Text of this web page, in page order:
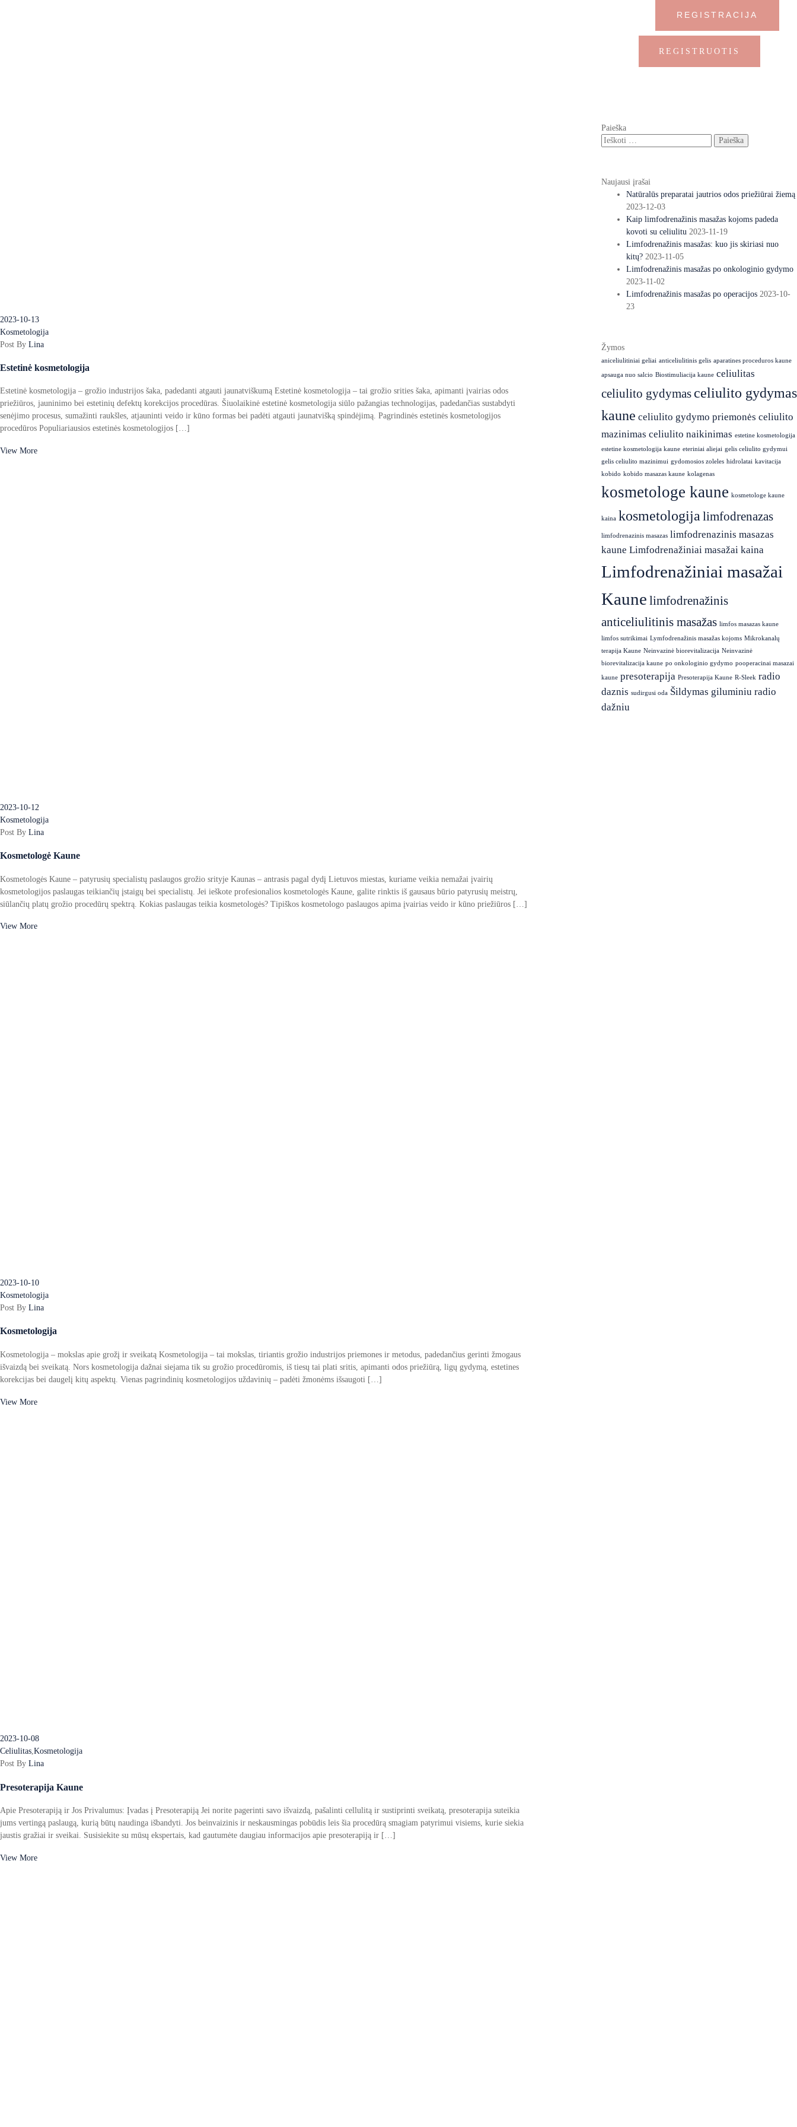
REGISTRACIJA
2023-10-13
Kosmetologija
Post By Lina
Estetinė kosmetologija
Estetinė kosmetologija – grožio industrijos šaka, padedanti atgauti jaunatviškumą Estetinė kosmetologija – tai grožio srities šaka, apimanti įvairias odos
priežiūros, jauninimo bei estetinių defektų korekcijos procedūras. Šiuolaikinė estetinė kosmetologija siūlo pažangias technologijas, padedančias sustabdyti
senėjimo procesus, sumažinti raukšles, atjauninti veido ir kūno formas bei padėti atgauti jaunatvišką spindėjimą. Pagrindinės estetinės kosmetologijos
procedūros Populiariausios estetinės kosmetologijos […]
View More
2023-10-12
Kosmetologija
Post By Lina
Kosmetologė Kaune
Kosmetologės Kaune – patyrusių specialistų paslaugos grožio srityje Kaunas – antrasis pagal dydį Lietuvos miestas, kuriame veikia nemažai įvairių
kosmetologijos paslaugas teikiančių įstaigų bei specialistų. Jei ieškote profesionalios kosmetologės Kaune, galite rinktis iš gausaus būrio patyrusių meistrų,
siūlančių platų grožio procedūrų spektrą. Kokias paslaugas teikia kosmetologės? Tipiškos kosmetologo paslaugos apima įvairias veido ir kūno priežiūros […]
View More
2023-10-10
Kosmetologija
Post By Lina
Kosmetologija
Kosmetologija – mokslas apie grožį ir sveikatą Kosmetologija – tai mokslas, tiriantis grožio industrijos priemones ir metodus, padedančius gerinti žmogaus
išvaizdą bei sveikatą. Nors kosmetologija dažnai siejama tik su grožio procedūromis, iš tiesų tai plati sritis, apimanti odos priežiūrą, ligų gydymą, estetines
korekcijas bei daugelį kitų aspektų. Vienas pagrindinių kosmetologijos uždavinių – padėti žmonėms išsaugoti […]
View More
2023-10-08
Celiulitas,Kosmetologija
Post By Lina
Presoterapija Kaune
Apie Presoterapiją ir Jos Privalumus: Įvadas į Presoterapiją Jei norite pagerinti savo išvaizdą, pašalinti cellulitą ir sustiprinti sveikatą, presoterapija suteikia
jums vertingą paslaugą, kurią būtų naudinga išbandyti. Jos beinvaizinis ir neskausmingas pobūdis leis šia procedūrą smagiam patyrimui visiems, kurie siekia
jaustis gražiai ir sveikai. Susisiekite su mūsų ekspertais, kad gautumėte daugiau informacijos apie presoterapiją ir […]
View More
REGISTRUOTIS
Paieška
Naujausi įrašai
Natūralūs preparatai jautrios odos priežiūrai žiemą
2023-12-03
Kaip limfodrenažinis masažas kojoms padeda
kovoti su celiulitu 2023-11-19
Limfodrenažinis masažas: kuo jis skiriasi nuo
kitų? 2023-11-05
Limfodrenažinis masažas po onkologinio gydymo
2023-11-02
Limfodrenažinis masažas po operacijos 2023-10-
23
Žymos
aniceliulitiniai geliai anticeliulitinis gelis aparatines proceduros kaune
apsauga nuo salcio Biostimuliacija kaune celiulitas
celiulito gydymas celiulito gydymas
kaune celiulito gydymo priemonės celiulito
mazinimas celiulito naikinimas estetine kosmetologija
estetine kosmetologija kaune eteriniai aliejai gelis celiulito gydymui
gelis celiulito mazinimui gydomosios zoleles hidrolatai kavitacija
kobido kobido masazas kaune kolagenas
kosmetologe kaune kosmetologe kaune
kaina kosmetologija limfodrenazas
limfodrenazinis masazas limfodrenazinis masazas
kaune Limfodrenažiniai masažai kaina
Limfodrenažiniai masažai
Kaune limfodrenažinis
anticeliulitinis masažas limfos masazas kaune
limfos sutrikimai Lymfodrenažinis masažas kojoms Mikrokanalų
terapija Kaune Neinvazinė biorevitalizacija Neinvazinė
biorevitalizacija kaune po onkologinio gydymo pooperacinai masazai
kaune presoterapija Presoterapija Kaune R-Sleek radio
daznis sudirgusi oda Šildymas giluminiu radio
dažniu